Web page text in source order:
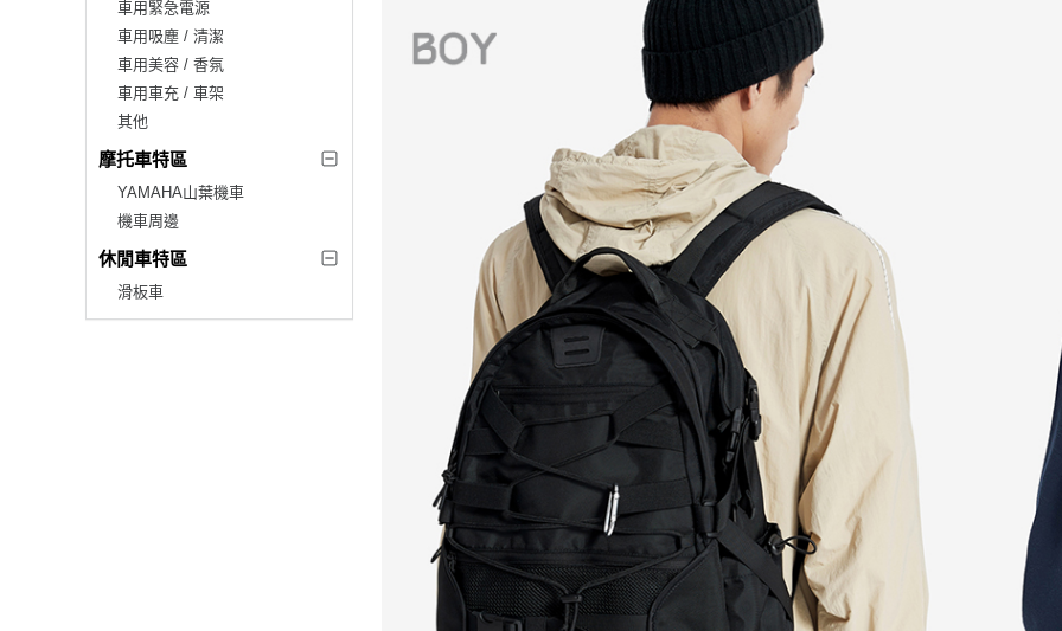
車用緊急電源
車用吸塵 / 清潔
車用美容 / 香氛
車用車充 / 車架
其他
摩托車特區
YAMAHA山葉機車
機車周邊
休閒車特區
滑板車